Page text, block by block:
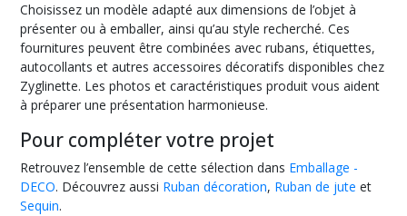
Choisissez un modèle adapté aux dimensions de l’objet à
présenter ou à emballer, ainsi qu’au style recherché. Ces
fournitures peuvent être combinées avec rubans, étiquettes,
autocollants et autres accessoires décoratifs disponibles chez
Zyglinette. Les photos et caractéristiques produit vous aident
à préparer une présentation harmonieuse.
Pour compléter votre projet
Retrouvez l’ensemble de cette sélection dans Emballage -
DECO. Découvrez aussi Ruban décoration, Ruban de jute et
Sequin.